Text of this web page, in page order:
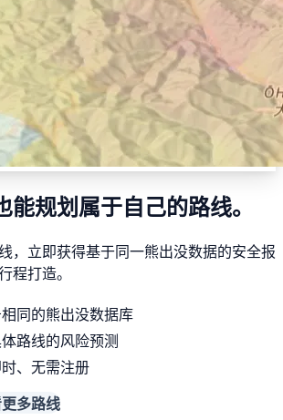
能规划属于自己的路线。
，立即获得基于同一熊出没数据的安全报
程打造。
同的熊出没数据库
路线的风险预测
、无需注册
多路线